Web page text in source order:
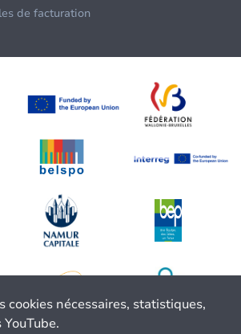
de facturation
cookies nécessaires, statistiques,